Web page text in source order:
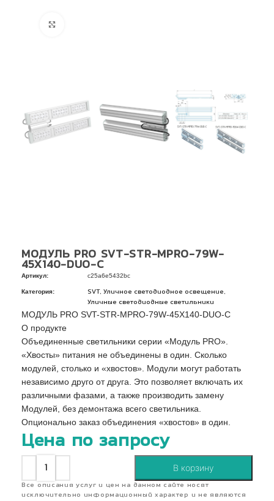
МОДУЛЬ PRO SVT-STR-MPRO-79W-
45X140-DUO-C
Артикул: c25a6e5432bc
Категория: SVT, Уличное светодиодное освещение
Уличные светодиодные светильники
МОДУЛЬ PRO SVT-STR-MPRO-79W-45X140-DUO-C
О продукте
Объединенные светильники серии «Модуль PRO».
«Хвосты» питания не объединены в один. Сколько
модулей, столько и «хвостов». Модули могут работать
независимо друго от друга. Это позволяет включать их
различными фазами, а также производить замену
Модулей, без демонтажа всего светильника.
Опционально заказ объединения «хвостов» в один.
Цена по запросу
В корзину
Все описания услуг и цен на данном сайте носят
исключительно информационный характер и не являются